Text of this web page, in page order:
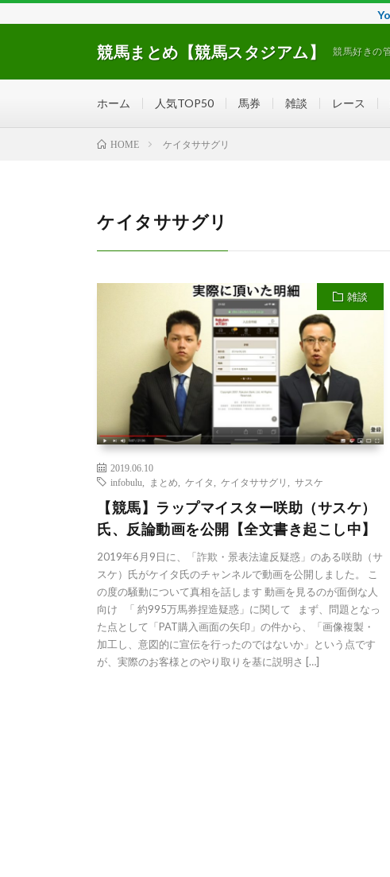
競馬まとめ【競馬スタジアム】 競馬好きの
ホーム 人気TOP50 馬券 雑談 レース
HOME ケイタササグリ
ケイタササグリ
雑談
2019.06.10
infobulu
まとめ ケイタ ケイタササグリ サスケ
【競馬】ラップマイスター咲助（サスケ）
氏、反論動画を公開【全文書き起こし中】
2019年6月9日に、「詐欺・景表法違反疑惑」のある咲助（サ
スケ）氏がケイタ氏のチャンネルで動画を公開しました。 こ
の度の騒動について真相を話します 動画を見るのが面倒な人
向け 「 約995万馬券捏造疑惑」に関して まず、問題となっ
た点として「PAT購入画面の矢印」の件から、「画像複製・
加工し、意図的に宣伝を行ったのではないか」という点です
が、実際のお客様とのやり取りを基に説明さ […]